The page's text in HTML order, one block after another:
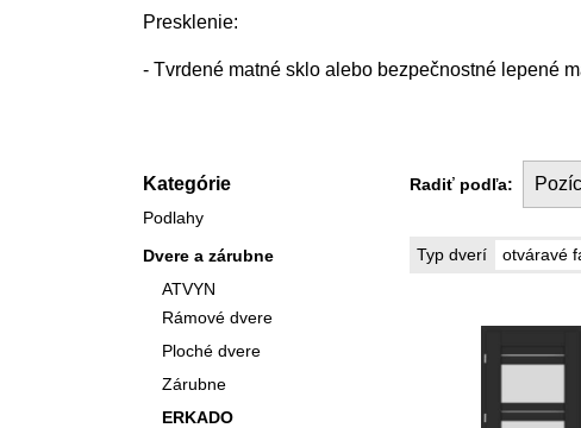
Presklenie:
- Tvrdené matné sklo alebo bezpečnostné lepené
Radiť podľa:
Typ dverí otváravé
Kategórie
Podlahy
Dvere a zárubne
ATVYN
Rámové dvere
Ploché dvere
Zárubne
ERKADO